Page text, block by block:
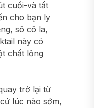
cuối-và tất
cho bạn ly
sô cô la,
này có
chất lỏng
trở lại từ
lúc nào sớm,